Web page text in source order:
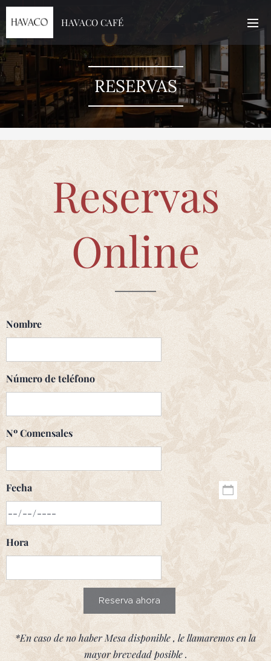
HAVACO CAFÉ
RESERVAS
Reservas
Online
Nombre
Número de teléfono
Nº Comensales
Fecha
Hora
Reserva ahora
*En caso de no haber Mesa disponible , le llamaremos en la
mayor brevedad posible .